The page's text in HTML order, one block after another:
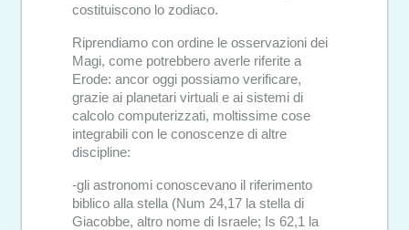
costituiscono lo zodiaco.
Riprendiamo con ordine le osservazioni dei
Magi, come potrebbero averle riferite a
Erode: ancor oggi possiamo verificare,
grazie ai planetari virtuali e ai sistemi di
calcolo computerizzati, moltissime cose
integrabili con le conoscenze di altre
discipline:
-gli astronomi conoscevano il riferimento
biblico alla stella (Num 24,17 la stella di
Giacobbe, altro nome di Israele; Is 62,1 la